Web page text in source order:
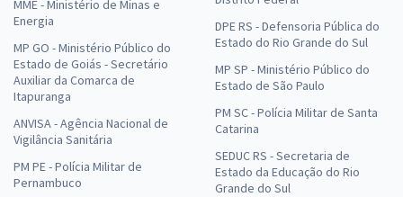
MME - Ministério de Minas e
Energia
MP GO - Ministério Público do
Estado de Goiás - Secretário
Auxiliar da Comarca de
Itapuranga
ANVISA - Agência Nacional de
Vigilância Sanitária
PM PE - Polícia Militar de
Pernambuco
DPE RS - Defensoria Pública do
Estado do Rio Grande do Sul
MP SP - Ministério Público do
Estado de São Paulo
PM SC - Polícia Militar de Santa
Catarina
SEDUC RS - Secretaria de
Estado da Educação do Rio
Grande do Sul